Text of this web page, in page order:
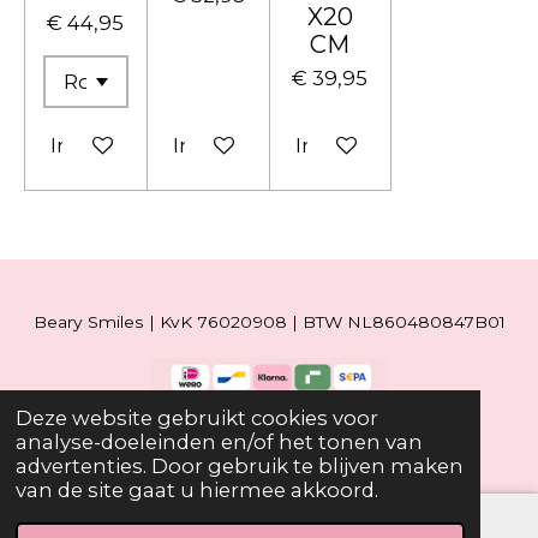
Deze website gebruikt cookies voor
analyse-doeleinden en/of het tonen van
advertenties. Door gebruik te blijven maken
van de site gaat u hiermee akkoord.
€ 44,95
In winkelwagenIn winkelwagen
X20
CM
€ 39,95
In winkelwagen
Beary Smiles | KvK 76020908 | BTW NL860480847B01
© 2019 - 2026 Beary Smiles